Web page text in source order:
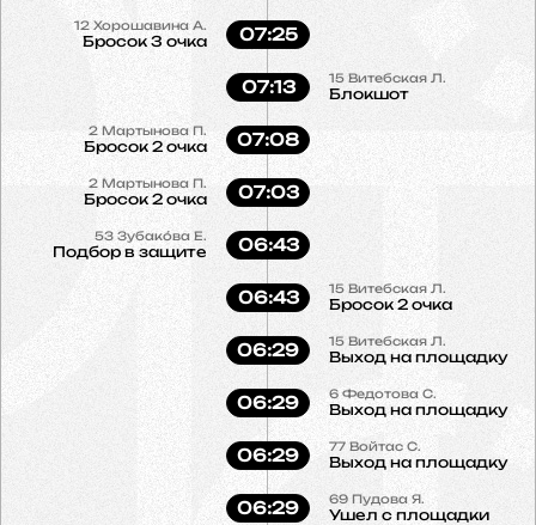
12 Хорошавина А.
Бросок 3 очка 07:25
15 Витебская Л.
Блокшот
07:13
2 Мартынова П.
Бросок 2 очка 07:08
2 Мартынова П.
Бросок 2 очка 07:03
53 Зубако́ва Е.
Подбор в защите 06:43
15 Витебская Л.
Бросок 2 очка
06:43
15 Витебская Л.
Выход на площадку
06:29
6 Федотова С.
Выход на площадку
06:29
77 Войтас С.
Выход на площадку
06:29
69 Пудова Я.
Ушел с площадки
06:29